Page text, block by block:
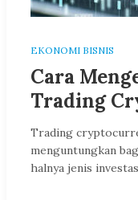
EKONOMI BISNIS
Cara
Trading
Trading
menguntungkan
halnya jenis